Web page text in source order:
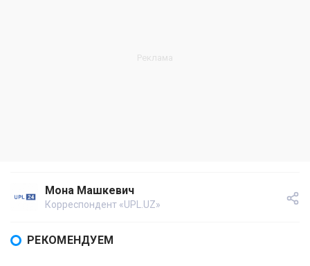
Мона Машкевич
Корреспондент «UPL.UZ»
РЕКОМЕНДУЕМ